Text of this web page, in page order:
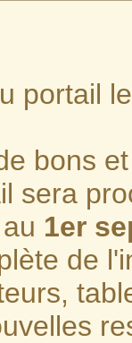
portail
bons
sera
1er
de